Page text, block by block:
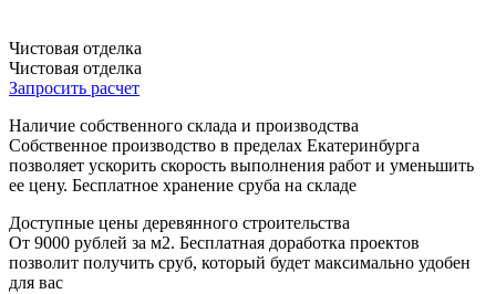
Чистовая отделка
Чистовая отделка
Запросить расчет
Наличие собственного склада и производства
Собственное производство в пределах Екатеринбурга
позволяет ускорить скорость выполнения работ и уменьшить
ее цену. Бесплатное хранение сруба на складе
Доступные цены деревянного строительства
От 9000 рублей за м2. Бесплатная доработка проектов
позволит получить сруб, который будет максимально удобен
для вас